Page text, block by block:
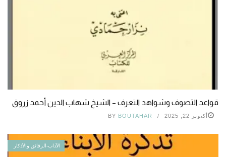
قواعد التصوف وشواهد التعرف – الشيخ شهاب الدين أحمد زروق
أكتوبر 22, 2025 BY BOUTAHAR
الآداب-الرقائق والأذكار